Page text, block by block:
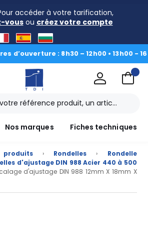
accéder à votre tarification,
vousou créez votre compte
: 8h30 – 12h00 • 13h00 - 16h30|
Nos marques Fiches techniques
produits › Rondelles ›
Rondelle
d'ajustage DIN 988 Acier 440 à 500
d'ajustage DIN 988 12mm X 18mm X